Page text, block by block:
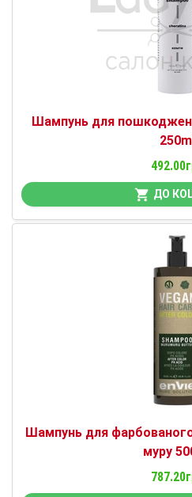
Шампунь для
ДО
Шампунь для
муру